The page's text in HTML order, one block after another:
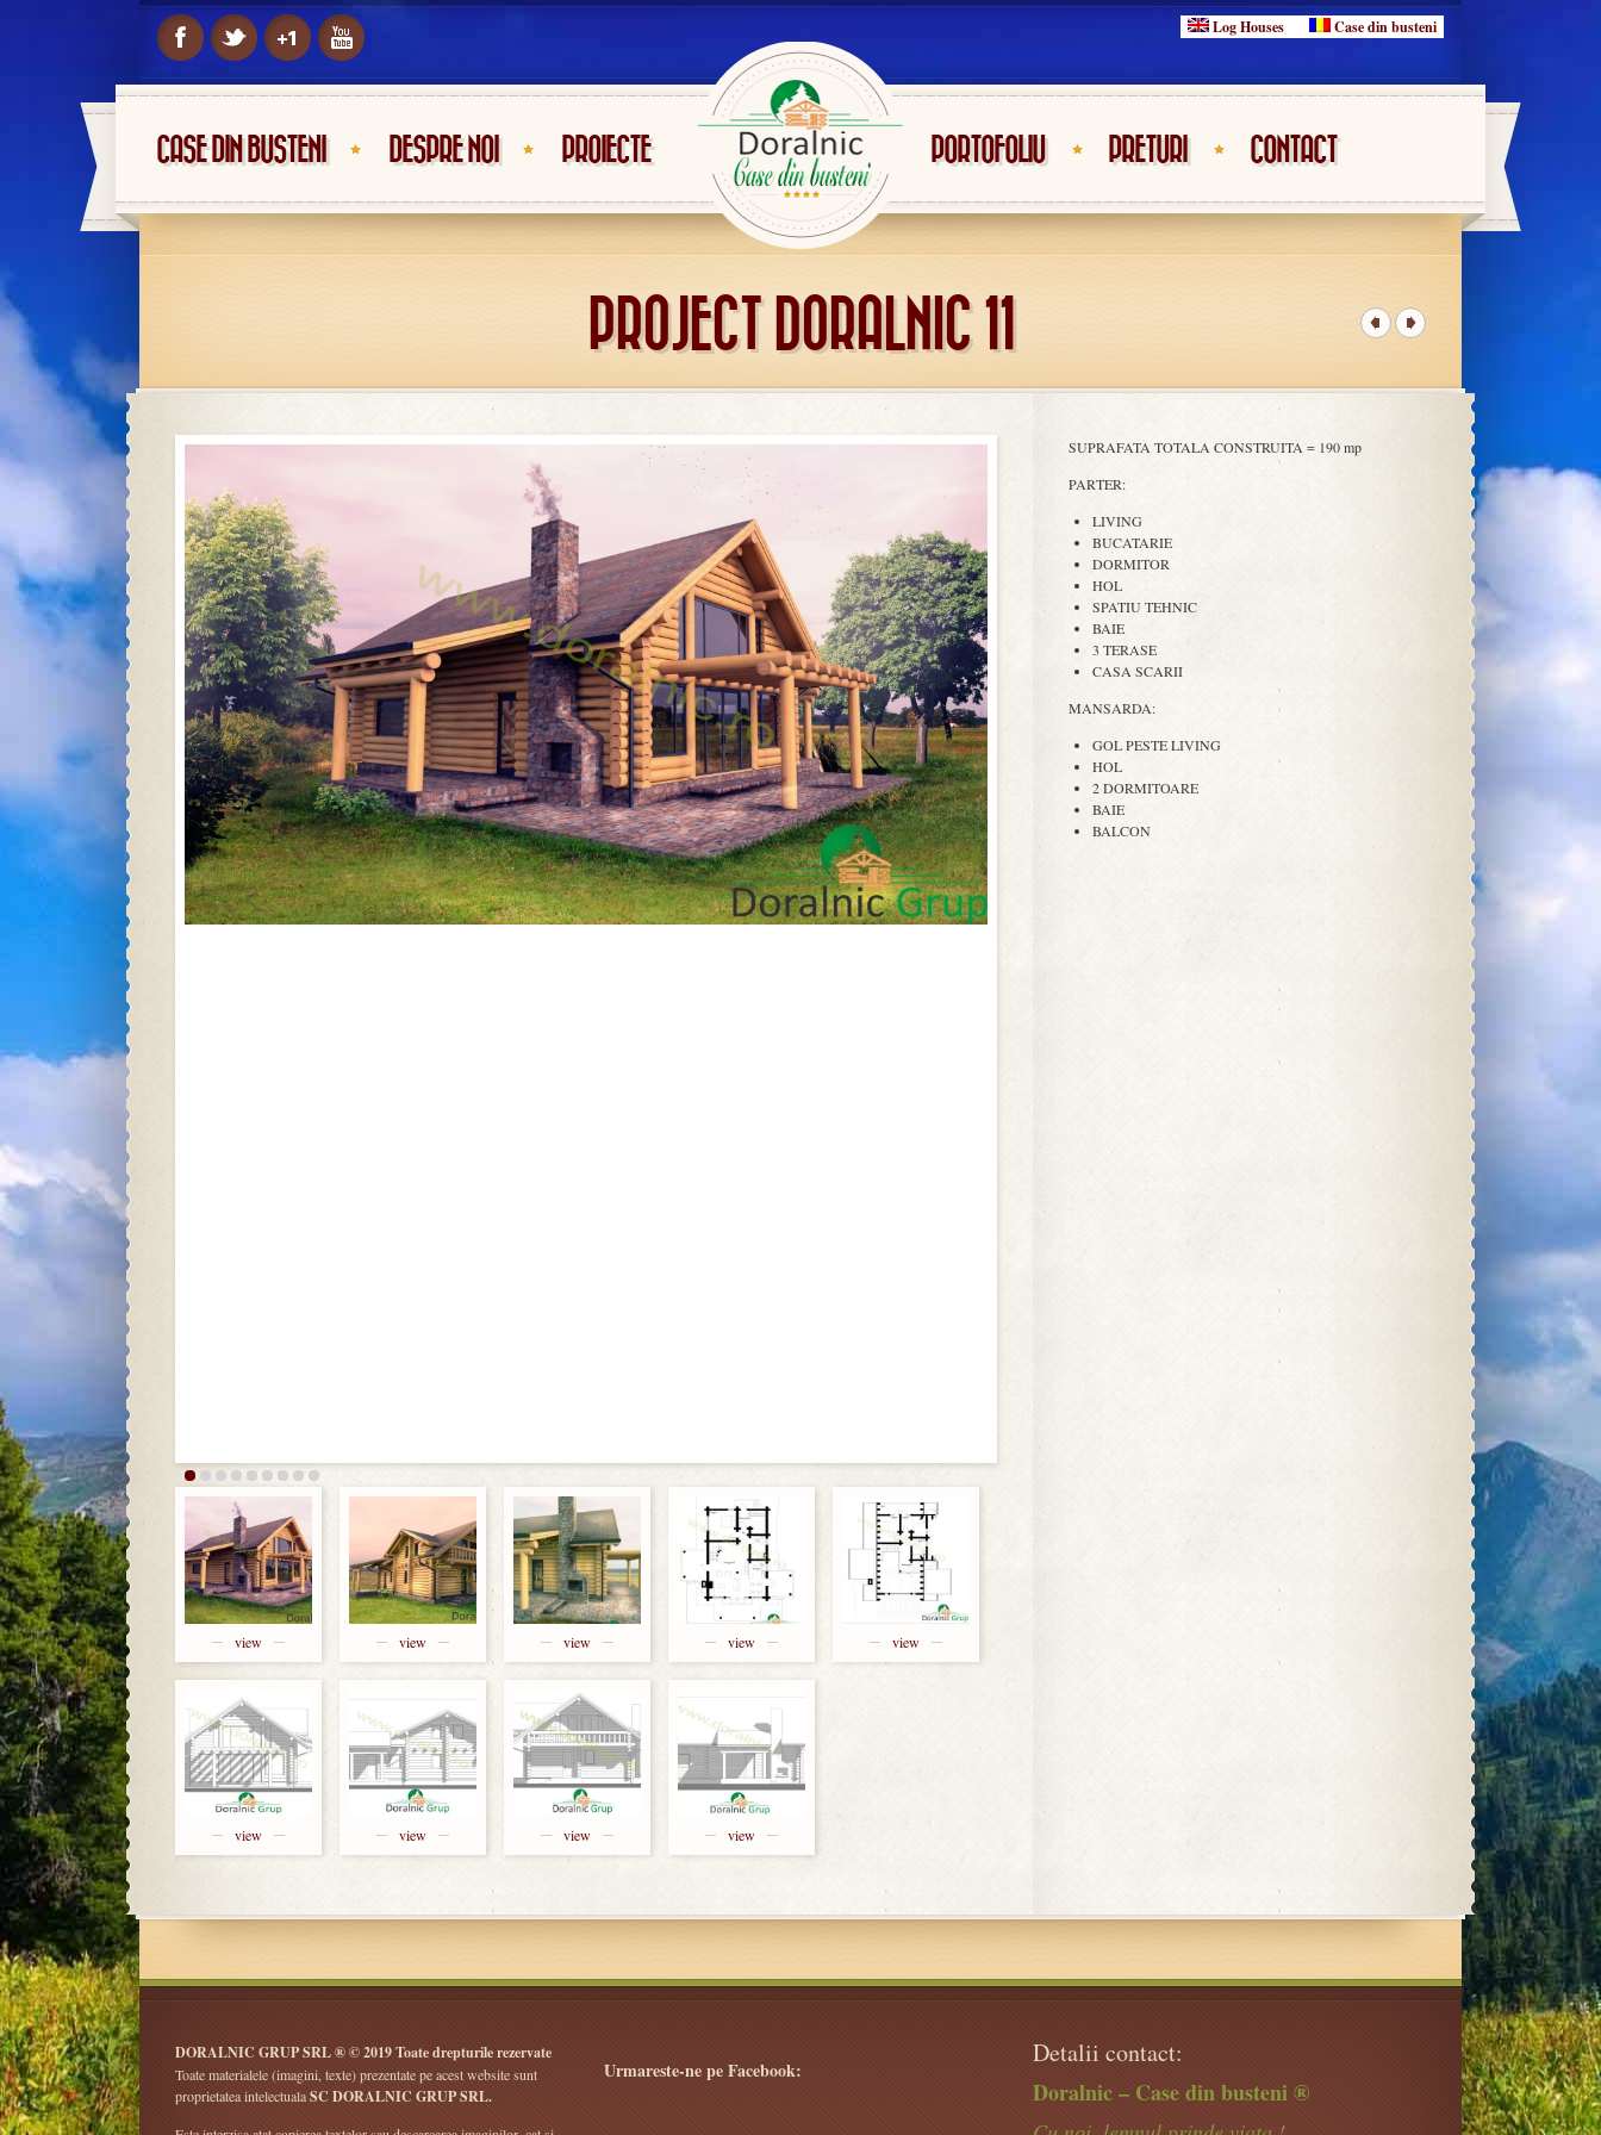
Log Houses Case din busteni
CASE DIN BUSTENI DESPRE NOI PROIECTE PORTOFOLIU PRETURI CONTACT
PROJECT DORALNIC 11
view view view view view
view view view view
SUPRAFATA TOTALA CONSTRUITA = 190 mp
PARTER:
LIVING
BUCATARIE
DORMITOR
HOL
SPATIU TEHNIC
BAIE
3 TERASE
CASA SCARII
MANSARDA:
GOL PESTE LIVING
HOL
2 DORMITOARE
BAIE
BALCON
DORALNIC GRUP SRL ® © 2019 Toate drepturile rezervate
Toate materialele (imagini, texte) prezentate pe acest website sunt
proprietatea intelectualaSC DORALNIC GRUP SRL.
Urmareste-ne pe Facebook:
Detalii contact:
Doralnic – Case din busteni ®